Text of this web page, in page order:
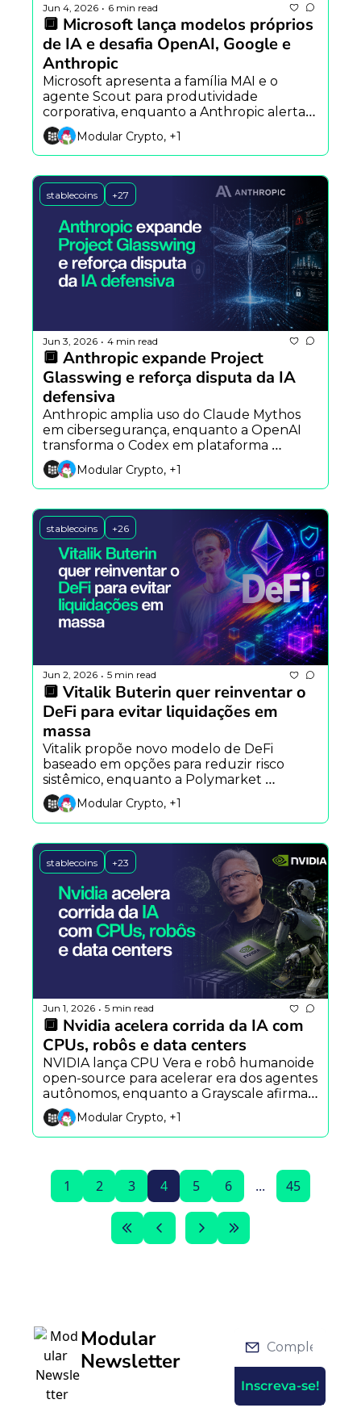
Jun 4, 2026 • 6 min read
🔲 Microsoft lança modelos próprios
de IA e desafia OpenAI, Google e
Anthropic
Microsoft apresenta a família MAI e o
agente Scout para produtividade
corporativa, enquanto a Anthropic alerta
sobre ataques cibernéticos autônomos e a
MoonPay conecta Claude e Codex ao
mercado cripto.
Modular Crypto, +1
stablecoins +27
Jun 3, 2026 • 4 min read
🔲 Anthropic expande Project
Glasswing e reforça disputa da IA
defensiva
Anthropic amplia uso do Claude Mythos
em cibersegurança, enquanto a OpenAI
transforma o Codex em plataforma
universal de produtividade e a Mastercard
acelera liquidação on-chain com
stablecoins.
Modular Crypto, +1
stablecoins +26
Jun 2, 2026 • 5 min read
🔲 Vitalik Buterin quer reinventar o
DeFi para evitar liquidações em
massa
Vitalik propõe novo modelo de DeFi
baseado em opções para reduzir risco
sistêmico, enquanto a Polymarket
enfrenta crise de governança e ETFs de
Bitcoin registram saída recorde em meio
ao avanço das ações de IA.
Modular Crypto, +1
stablecoins +23
Jun 1, 2026 • 5 min read
🔲 Nvidia acelera corrida da IA com
CPUs, robôs e data centers
NVIDIA lança CPU Vera e robô humanoide
open-source para acelerar era dos agentes
autônomos, enquanto a Grayscale afirma
que a Hyperliquid pode virar gigante
global de serviços financeiros.
Modular Crypto, +1
1 2 3 4 5 6 ... 45
Modular
Newsletter
Inscreva-se!